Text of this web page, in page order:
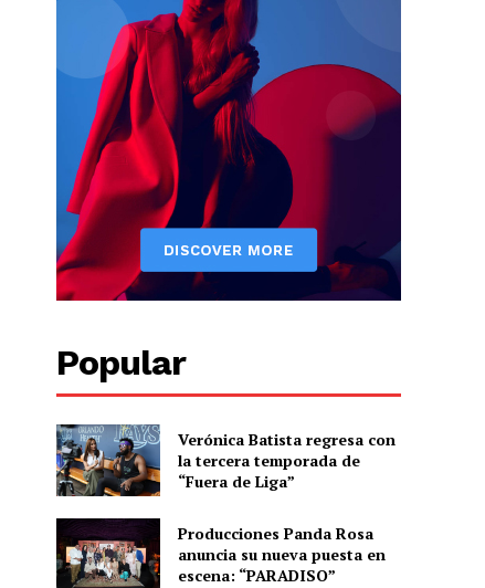
Albert Pujols
Popular
Verónica Batista regresa con
la tercera temporada de
“Fuera de Liga”
Producciones Panda Rosa
anuncia su nueva puesta en
escena: “PARADISO”